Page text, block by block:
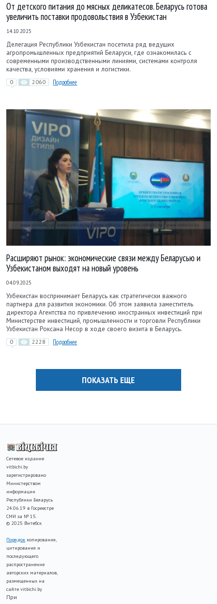
От детского питания до мясных деликатесов. Беларусь готова
увеличить поставки продовольствия в Узбекистан
14.10.2025
Делегация Республики Узбекистан посетила ряд ведущих
агропромышленных предприятий Беларуси, где ознакомилась с
современными производственными линиями, системами контроля
качества, условиями хранения и логистики.
0 2060 Подробнее
Расширяют рынок: экономические связи между Беларусью и
Узбекистаном выходят на новый уровень
04.09.2025
Узбекистан воспринимает Беларусь как стратегически важного
партнера для развития экономики. Об этом заявила заместитель
директора Агентства по привлечению иностранных инвестиций при
Министерстве инвестиций, промышленности и торговли Республики
Узбекистан Роксана Несор в ходе своего визита в Беларусь.
0 2228 Подробнее
ПОКАЗАТЬ ЕЩЕ
Сетевое издание
vitbichi.by
зарегистрировано
Министерством
информации
Республики Беларусь
24.06.19 в Госреестре
СМИ за № 15.
© 2025 Витебск
Порядок копирования,
цитирования и
последующего
распространение
авторских материалов,
размещенных на
сайте vitbichi.by
При